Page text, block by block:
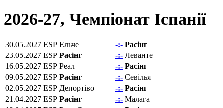
2026-27, Чемпiонат Іспанії
30.05.2027 ESP Ельче -:- Расінг
23.05.2027 ESP Расінг -:- Леванте
16.05.2027 ESP Реал -:- Расінг
09.05.2027 ESP Расінг -:- Севілья
02.05.2027 ESP Депортіво -:- Расінг
21.04.2027 ESP Расінг -:- Малага